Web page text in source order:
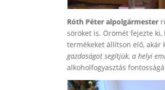
Róth Péter alpolgármester
söröket is. Örömét fejezte ki,
termékeket állítson elő, akár
gazdaságot segítjük, a helyi
alkoholfogyasztás